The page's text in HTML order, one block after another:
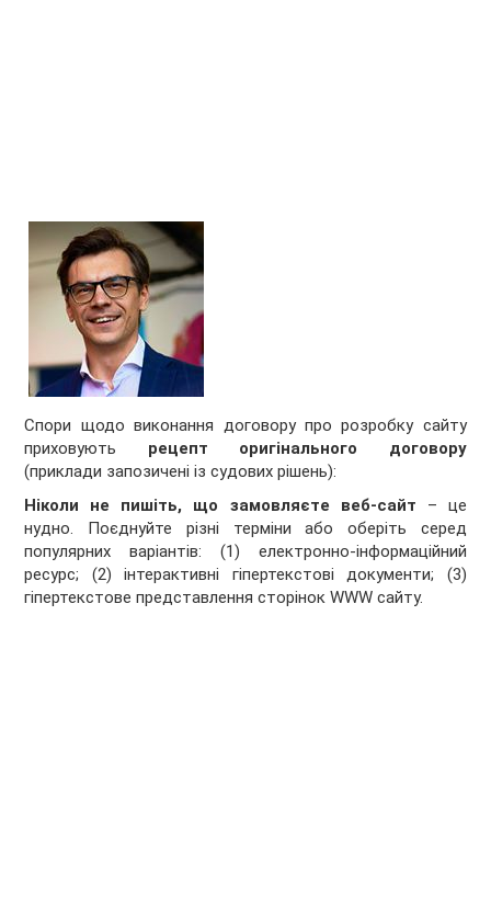
Спори щодо виконання договору про розробку сайту
приховують рецепт оригінального договору
(приклади запозичені із судових рішень):
Ніколи не пишіть, що замовляєте веб-сайт – це
нудно. Поєднуйте різні терміни або оберіть серед
популярних варіантів: (1) електронно-інформаційний
ресурс; (2) інтерактивні гіпертекстові документи; (3)
гіпертекстове представлення сторінок WWW сайту.